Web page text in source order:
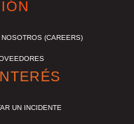
(CAREERS)
UN INCIDENTE